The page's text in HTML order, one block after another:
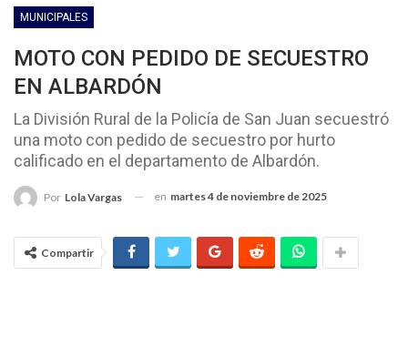
MUNICIPALES
MOTO CON PEDIDO DE SECUESTRO
EN ALBARDÓN
La División Rural de la Policía de San Juan secuestró
una moto con pedido de secuestro por hurto
calificado en el departamento de Albardón.
Por Lola Vargas en martes 4 de noviembre de 2025
Compartir